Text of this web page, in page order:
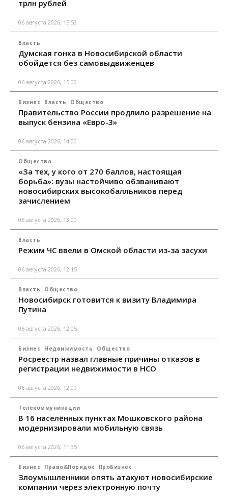
трлн рублей
06 августа 2026, 15:53
Власть
Думская гонка в Новосибирской области
обойдется без самовыдвиженцев
06 августа 2026, 15:00
Бизнес Власть Общество
Правительство России продлило разрешение на
выпуск бензина «Евро-3»
06 августа 2026, 14:00
Общество
«За тех, у кого от 270 баллов, настоящая
борьба»: вузы настойчиво обзванивают
новосибирских высокобалльников перед
зачислением
06 августа 2026, 13:00
Власть
Режим ЧС ввели в Омской области из-за засухи
06 августа 2026, 12:15
Власть Общество
Новосибирск готовится к визиту Владимира
Путина
06 августа 2026, 12:05
Бизнес Недвижимость Общество
Росреестр назвал главные причины отказов в
регистрации недвижимости в НСО
06 августа 2026, 12:00
Телекоммуникации
В 16 населённых пунктах Мошковского района
модернизировали мобильную связь
06 августа 2026, 11:35
Бизнес Право&Порядок ПроБизнес
Злоумышленники опять атакуют новосибирские
компании через электронную почту